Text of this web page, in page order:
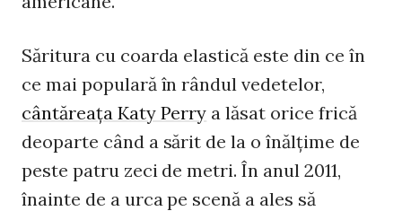
Săritura cu coarda elastică este din ce în
ce mai populară în rândul vedetelor,
cântăreaţa Katy Perry a lăsat orice frică
deoparte când a sărit de la o înălţime de
peste patru zeci de metri. În anul 2011,
înainte de a urca pe scenă a ales să